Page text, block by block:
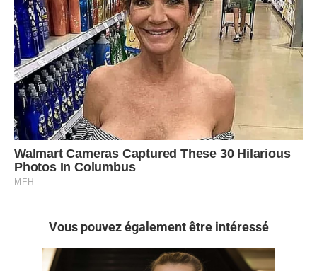
Vous pouvez également être intéressé